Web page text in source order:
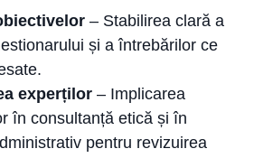
– Stabilirea clară a
și a întrebărilor ce
experților – Implicarea
în consultanță etică și în
pentru revizuirea